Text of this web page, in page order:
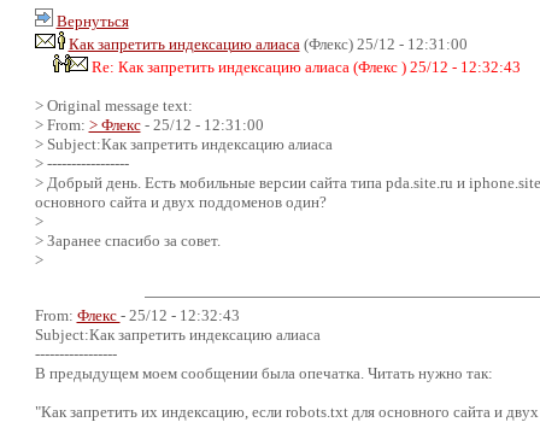
Вернуться
Как запретить индексацию алиаса (Флекс) 25/12 - 12:31:00
Re: Как запретить индексацию алиаса (Флекс ) 25/12 - 12:32:43
> Original message text:
> From: > Флекс- 25/12 - 12:31:00
> Subject:Как запретить индексацию алиаса
> -----------------
> Добрый день. Есть мобильные версии сайта типа pda.site.ru и
основного сайта и двух поддоменов один?
>
> Заранее спасибо за совет.
>
From: Флекс - 25/12 - 12:32:43
Subject:Как запретить индексацию алиаса
-----------------
В предыдущем моем сообщении была опечатка. Читать нужно так:
"Как запретить их индексацию, если robots.txt для основного сайта и